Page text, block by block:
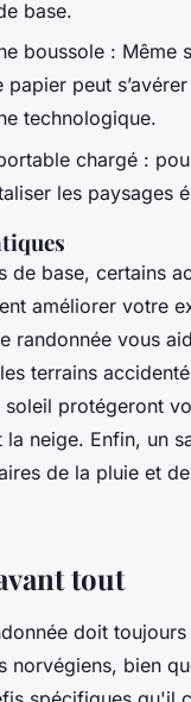
base.
boussole : Même
papier peut
technologique.
chargé :
les paysages
de base, certains
améliorer votre
randonnée vous
terrains
soleil protégeront
neige. Enfin, un
de la pluie et
tout
doit toujours
norvégiens, bien